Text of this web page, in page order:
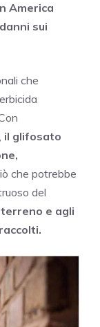
America
sui
che
il glifosato
che potrebbe
del
e agli